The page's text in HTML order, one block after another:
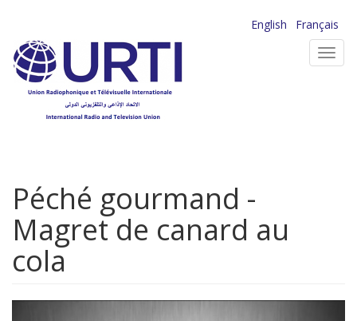
contenu
principal
English
Français
Péché gourmand -
Magret de canard au
cola